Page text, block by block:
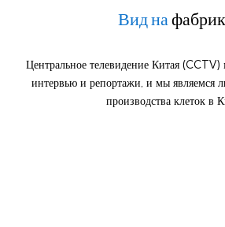
Вид на
Центральное телевидение Китая (CCTV)
интервью и репортажи, и мы являемся
производства клеток в